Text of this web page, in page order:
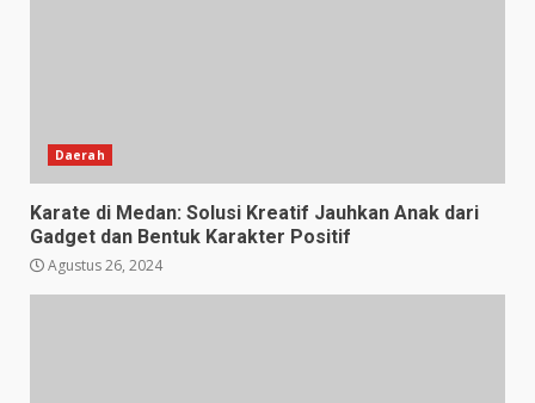
Daerah
Karate di Medan: Solusi Kreatif Jauhkan Anak dari
Gadget dan Bentuk Karakter Positif
Agustus 26, 2024